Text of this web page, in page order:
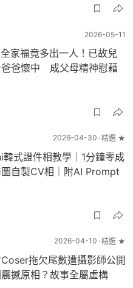
2026-05-11
家福竟多出一人！已故兒
爸爸懷中 成父母精神慰藉
2026-04-30 精選 ★
韓式證件相教學｜1分鐘零成
自製CV相｜附AI Prompt
2026-04-10 精選 ★
拖欠尾數遭攝影師公開
撼原相？故事全屬虛構